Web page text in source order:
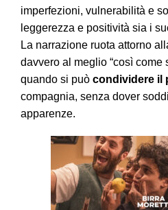
imperfezioni, vulnerabilità e
leggerezza e positività sia i
La narrazione ruota attorno
davvero al meglio “così come
quando si può condividere il
compagnia, senza dover
apparenze.